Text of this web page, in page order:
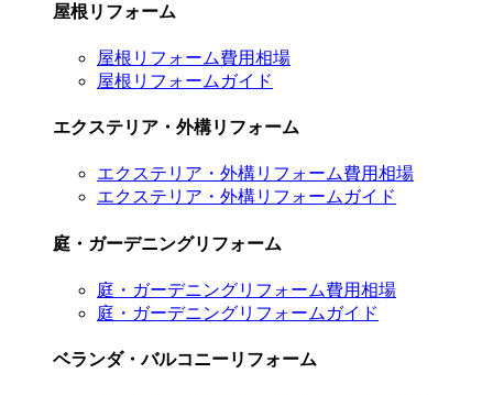
屋根リフォーム
屋根リフォーム費用相場
屋根リフォームガイド
エクステリア・外構リフォーム
エクステリア・外構リフォーム費用相場
エクステリア・外構リフォームガイド
庭・ガーデニングリフォーム
庭・ガーデニングリフォーム費用相場
庭・ガーデニングリフォームガイド
ベランダ・バルコニーリフォーム